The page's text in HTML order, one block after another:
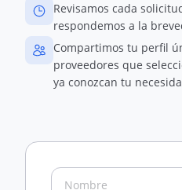
Revisamos cada
respondemos a la
Compartimos tu perfil
proveedores que
ya conozcan tu